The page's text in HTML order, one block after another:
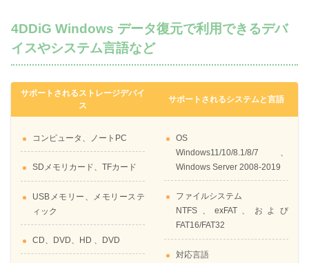
4DDiG Windows データ復元で利用できるデバ
イスやシステム言語など
サポートされるストレージデバイ
ス
コンピュータ、ノートPC
SDメモリカード、TFカード
USBメモリー、メモリーステ
ィック
CD、DVD、HD 、DVD
サポートされるシステムと言語
OS
Windows11/10/8.1/8/7、
Windows Server 2008-2019
ファイルシステム
NTFS、exFAT、および
FAT16/FAT32
対応言語